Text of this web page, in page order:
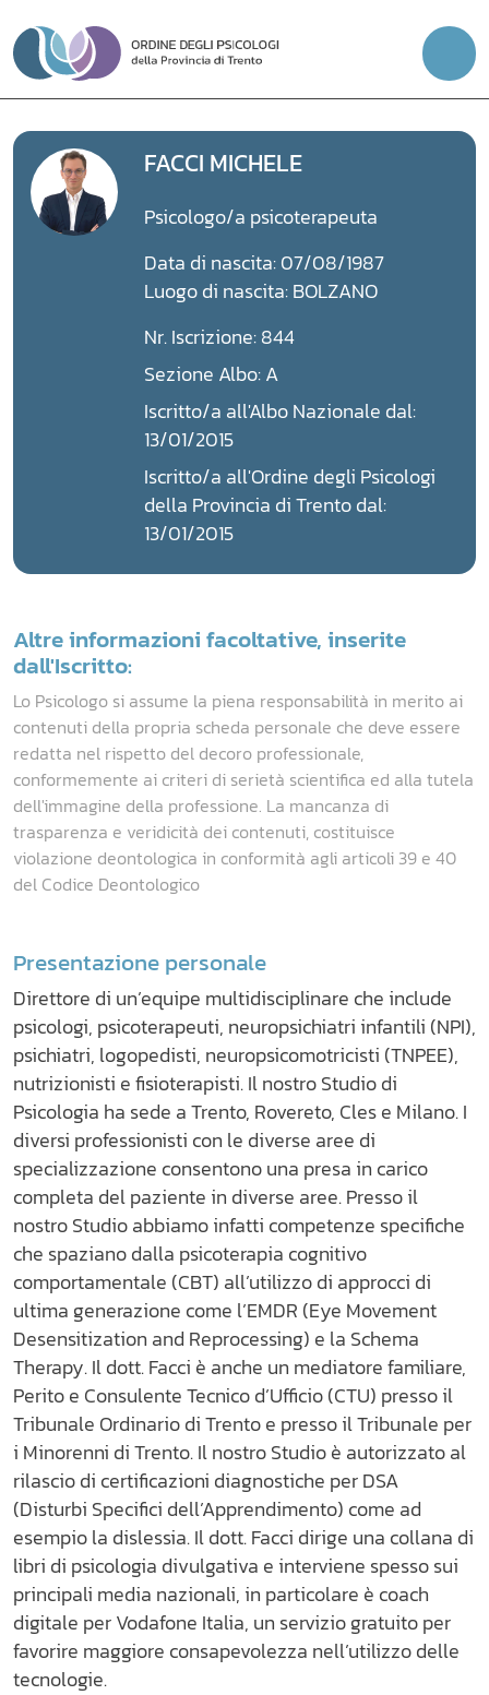
Vai
FACCI MICHELE
Psicologo/a psicoterapeuta
Data di nascita: 07/08/1987
Luogo di nascita: BOLZANO
Nr. Iscrizione: 844
Sezione Albo: A
Iscritto/a all'Albo Nazionale dal:
13/01/2015
Iscritto/a all'Ordine degli Psicologi
della Provincia di Trento dal:
13/01/2015
Altre informazioni facoltative, inserite
dall'Iscritto:
Lo Psicologo si assume la piena responsabilità in merito ai
contenuti della propria scheda personale che deve essere
redatta nel rispetto del decoro professionale,
conformemente ai criteri di serietà scientifica ed alla tutela
dell'immagine della professione. La mancanza di
trasparenza e veridicità dei contenuti, costituisce
violazione deontologica in conformità agli articoli 39 e 40
del Codice Deontologico
Presentazione personale
Direttore di un’equipe multidisciplinare che include
psicologi, psicoterapeuti, neuropsichiatri infantili (NPI),
psichiatri, logopedisti, neuropsicomotricisti (TNPEE),
nutrizionisti e fisioterapisti. Il nostro Studio di
Psicologia ha sede a Trento, Rovereto, Cles e Milano. I
diversi professionisti con le diverse aree di
specializzazione consentono una presa in carico
completa del paziente in diverse aree. Presso il
nostro Studio abbiamo infatti competenze specifiche
che spaziano dalla psicoterapia cognitivo
comportamentale (CBT) all’utilizzo di approcci di
ultima generazione come l’EMDR (Eye Movement
Desensitization and Reprocessing) e la Schema
Therapy. Il dott. Facci è anche un mediatore familiare,
Perito e Consulente Tecnico d’Ufficio (CTU) presso il
Tribunale Ordinario di Trento e presso il Tribunale per
i Minorenni di Trento. Il nostro Studio è autorizzato al
rilascio di certificazioni diagnostiche per DSA
(Disturbi Specifici dell’Apprendimento) come ad
esempio la dislessia. Il dott. Facci dirige una collana di
libri di psicologia divulgativa e interviene spesso sui
principali media nazionali, in particolare è coach
digitale per Vodafone Italia, un servizio gratuito per
favorire maggiore consapevolezza nell’utilizzo delle
tecnologie.